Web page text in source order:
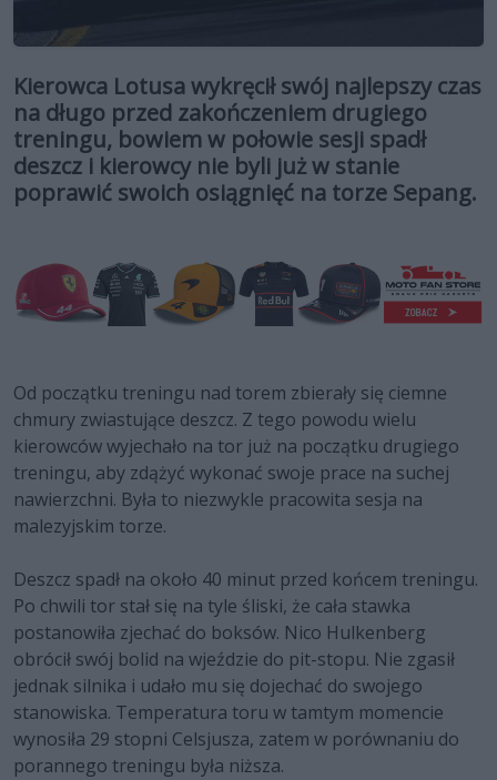
Kierowca Lotusa wykręcił swój najlepszy czas
na długo przed zakończeniem drugiego
treningu, bowiem w połowie sesji spadł
deszcz i kierowcy nie byli już w stanie
poprawić swoich osiągnięć na torze Sepang.
Od początku treningu nad torem zbierały się ciemne
chmury zwiastujące deszcz. Z tego powodu wielu
kierowców wyjechało na tor już na początku drugiego
treningu, aby zdążyć wykonać swoje prace na suchej
nawierzchni. Była to niezwykle pracowita sesja na
malezyjskim torze.
Deszcz spadł na około 40 minut przed końcem treningu.
Po chwili tor stał się na tyle śliski, że cała stawka
postanowiła zjechać do boksów. Nico Hulkenberg
obrócił swój bolid na wjeździe do pit-stopu. Nie zgasił
jednak silnika i udało mu się dojechać do swojego
stanowiska. Temperatura toru w tamtym momencie
wynosiła 29 stopni Celsjusza, zatem w porównaniu do
porannego treningu była niższa.